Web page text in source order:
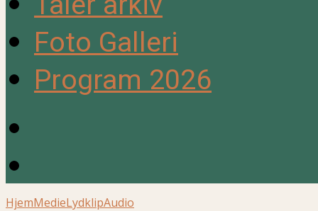
Foto Galleri
Program 2026
HjemMedieLydklipAudio